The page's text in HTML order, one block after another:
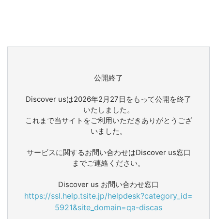
公開終了
Discover usは2026年2月27日をもって公開を終了
いたしました。
これまで当サイトをご利用いただきありがとうござ
いました。
サービスに関するお問い合わせはDiscover us窓口
までご連絡ください。
Discover us お問い合わせ窓口
https://ssl.help.tsite.jp/helpdesk?category_id=
5921&site_domain=qa-discas